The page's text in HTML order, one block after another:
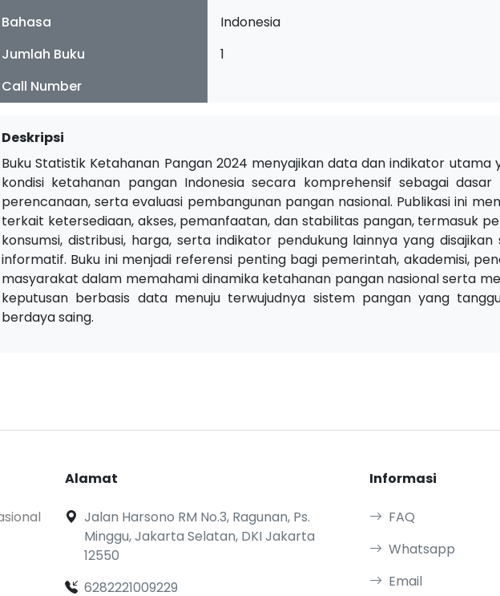
Bahasa
Indonesia
Jumlah Buku
1
Call Number
Deskripsi
Buku Statistik Ketahanan Pangan 2024 menyajikan data dan indikator
kondisi ketahanan pangan Indonesia secara komprehensif sebagai dasar
perencanaan, serta evaluasi pembangunan pangan nasional. Publikasi ini
terkait ketersediaan, akses, pemanfaatan, dan stabilitas pangan, termasuk
konsumsi, distribusi, harga, serta indikator pendukung lainnya yang
informatif. Buku ini menjadi referensi penting bagi pemerintah, akademisi,
masyarakat dalam memahami dinamika ketahanan pangan nasional serta
keputusan berbasis data menuju terwujudnya sistem pangan yang
berdaya saing.
Alamat
Jalan Harsono RM No.3, Ragunan, Ps.
Minggu, Jakarta Selatan, DKI Jakarta
12550
6282221009229
Informasi
FAQ
Whatsapp
Email